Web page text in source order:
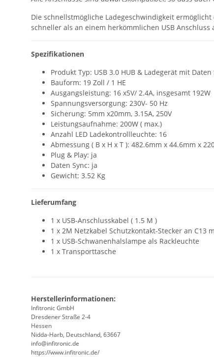
Die schnellstmögliche Ladegeschwindigkeit
schneller als an einem herkömmlichen USB Anschluss
Spezifikationen
Produkt Typ: USB 3.0 HUB & Ladegerät mit Daten
Bauform: 19 Zoll / 1 HE
Ausgangsleistung: 16 x5V/ 2.4A, insgesamt 192W
Spannungsversorgung: 230V- 50 Hz
Sicherung: 5mm x20mm, 3.15A, 250V
Leistungsaufnahme: 200W ( max.)
Anzahl LED Ladekontrollleuchte: 16
Abmessung ( B x H x T ): 482.6mm x 44.6mm x
Plug & Play: ja
Daten Sync: ja
Gewicht: 3.52 Kg
Lieferumfang
1 x USB-Anschlusskabel ( 1.5 M )
1 x 2M Netzkabel Schutzkontakt-Stecker an C13
1 x USB-Schwanenhalslampe als Rackleuchte
1 x Transporttasche
Herstellerinformationen:
Infitronic GmbH
Dresdener Straße 2-4
Hessen
Nidda-Harb, Deutschland, 63667
info@infitronic.de
https://www.infitronic.de/